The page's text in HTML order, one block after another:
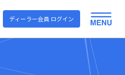
ディーラー会員 ログイン